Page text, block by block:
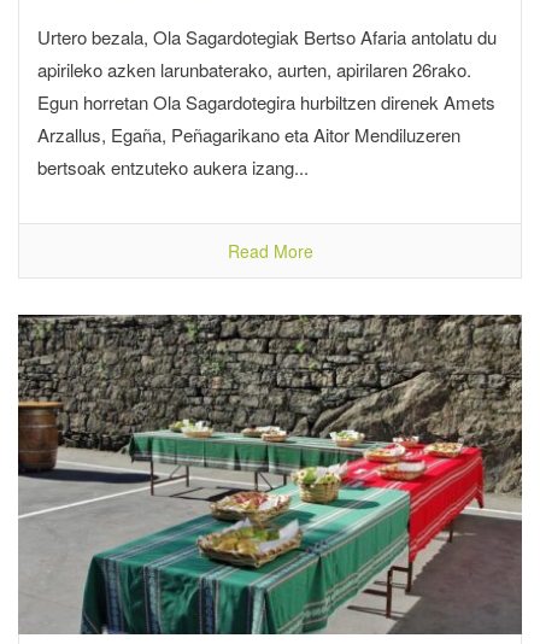
Urtero bezala, Ola Sagardotegiak Bertso Afaria antolatu du
apirileko azken larunbaterako, aurten, apirilaren 26rako.
Egun horretan Ola Sagardotegira hurbiltzen direnek Amets
Arzallus, Egaña, Peñagarikano eta Aitor Mendiluzeren
bertsoak entzuteko aukera izang...
Read More